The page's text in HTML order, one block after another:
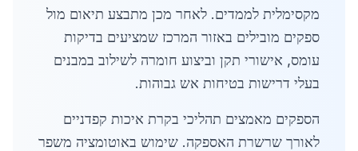
מקסימלית לממדים. לאחר מכן מתבצע תיאום מול
ספקים מובילים באזור המרכז שמציעים בדיקות
עומס, אישורי תקן וביצוע חומרה לשילוב במבנים
בעלי דרישות בטיחות אש גבוהות.
הספקים מאמצים תהליכי בקרת איכות קפדניים
לאורך שרשרת האספקה. שימוש באוטומציה משפר